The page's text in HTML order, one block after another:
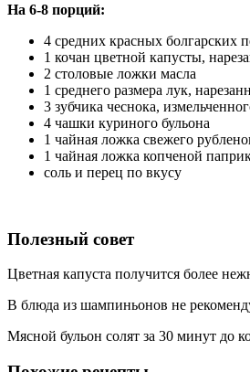
На 6-8 порций:
4 средних красных болгарских
1 кочан цветной капусты,
2 столовые ложки масла
1 среднего размера лук,
3 зубчика чеснока,
4 чашки куриного бульона
1 чайная ложка свежего
1 чайная ложка копченой
соль и перец по вкусу
Полезный совет
Цветная капуста получится более
В блюда из шампиньонов не
Мясной бульон солят за 30 минут до